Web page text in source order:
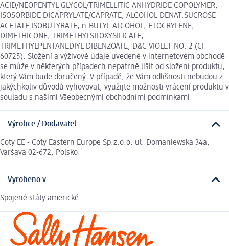
ACID/NEOPENTYL GLYCOL/TRIMELLITIC ANHYDRIDE COPOLYMER,
ISOSORBIDE DICAPRYLATE/CAPRATE, ALCOHOL DENAT.SUCROSE
ACETATE ISOBUTYRATE, n-BUTYL ALCOHOL, ETOCRYLENE,
DIMETHICONE, TRIMETHYLSILOXYSILICATE,
TRIMETHYLPENTANEDIYL DIBENZOATE, D&C VIOLET NO. 2 (CI
60725). Složení a výživové údaje uvedené v internetovém obchodě
se může v některých případech nepatrně lišit od složení produktu,
který Vám bude doručený. V případě, že Vám odlišnosti nebudou z
jakýchkoliv důvodů vyhovovat, využijte možnosti vrácení produktu v
souladu s našimi Všeobecnými obchodními podmínkami.
Výrobce / Dodavatel
Coty EE - Coty Eastern Europe Sp.z.o.o. ul. Domaniewska 34a,
Varšava 02-672, Polsko
Vyrobeno v
Spojené státy americké